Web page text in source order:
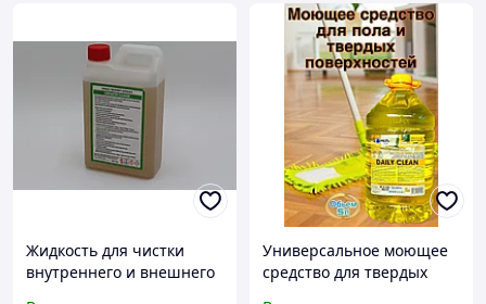
Жидкость для чистки
внутреннего и внешнего
Универсальное моющее
средство для твердых